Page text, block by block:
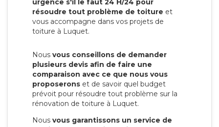
résoudre tout problème de toiture et
vous accompagne dans vos projets de
toiture à Luquet.
Nous vous conseillons de demander
plusieurs devis afin de faire une
comparaison avec ce que nous vous
proposerons et de savoir quel budget
prévoit pour résoudre tout problème sur la
rénovation de toiture à Luquet.
Nous vous garantissons un service de